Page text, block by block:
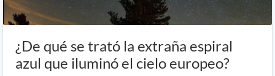
¿De qué se trató la extraña espiral
azul que iluminó el cielo europeo?